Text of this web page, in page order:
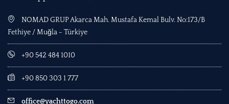
NOMAD GRUP Akarca Mah. Mustafa Kemal Bulv. No:173/B
Fethiye / Muğla - Türkiye
+90 542 484 1010
+90 850 303 1 777
office@yachttogo.com